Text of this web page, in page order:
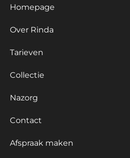
Homepage
Over Rinda
Tarieven
Collectie
Nazorg
Contact
Afspraak maken